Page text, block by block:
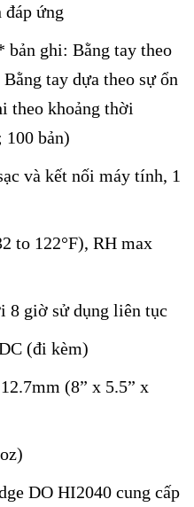
ứng
ghi: Bằng tay theo
tay dựa theo sự ổn
theo khoảng thời
bản)
và kết nối máy tính, 1
to 122°F), RH max
8 giờ sử dụng liên tục
(đi kèm)
(8” x 5.5” x
DO HI2040 cung cấp